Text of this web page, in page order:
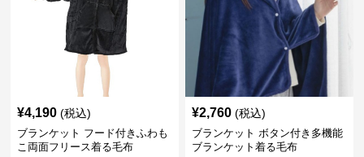
¥4,190 (税込)
ブランケット フード付きふわも
こ両面フリース着る毛布
¥2,760 (税込)
ブランケット ボタン付き多機能
ブランケット着る毛布